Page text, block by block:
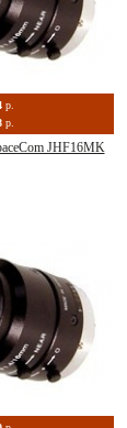
р.
р.
JHF16MK